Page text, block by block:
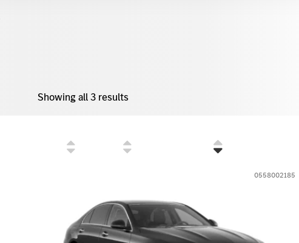
Showing all 3 results
0558002185